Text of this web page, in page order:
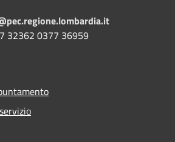
32362 0377 36959